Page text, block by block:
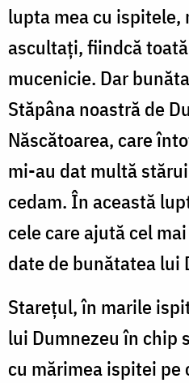
lupta mea cu ispitele,
ascultaţi, fiindcă
mucenicie. Dar
Stăpâna noastră de
Născătoarea, care
mi-au dat multă
cedam. În această
cele care ajută cel
date de bunătatea lui
Stareţul, în marile
lui Dumnezeu în chip
cu mărimea ispitei pe